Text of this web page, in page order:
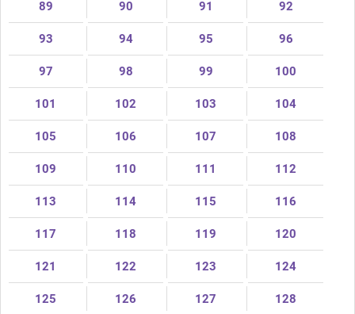
89 90 91 92
93 94 95 96
97 98 99 100
101 102 103 104
105 106 107 108
109 110 111 112
113 114 115 116
117 118 119 120
121 122 123 124
125 126 127 128